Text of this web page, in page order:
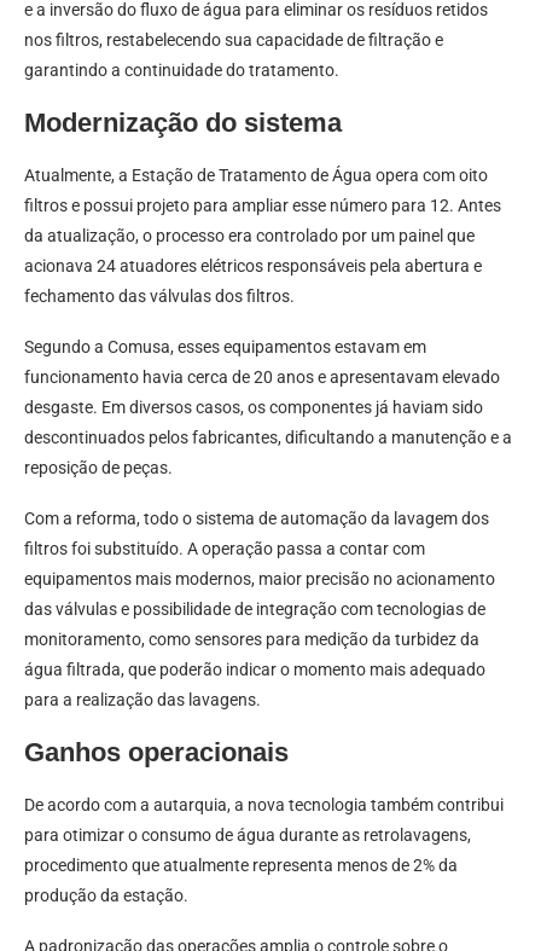
e a inversão do fluxo de água para eliminar os resíduos retidos
nos filtros, restabelecendo sua capacidade de filtração e
garantindo a continuidade do tratamento.
Modernização do sistema
Atualmente, a Estação de Tratamento de Água opera com oito
filtros e possui projeto para ampliar esse número para 12. Antes
da atualização, o processo era controlado por um painel que
acionava 24 atuadores elétricos responsáveis pela abertura e
fechamento das válvulas dos filtros.
Segundo a Comusa, esses equipamentos estavam em
funcionamento havia cerca de 20 anos e apresentavam elevado
desgaste. Em diversos casos, os componentes já haviam sido
descontinuados pelos fabricantes, dificultando a manutenção e a
reposição de peças.
Com a reforma, todo o sistema de automação da lavagem dos
filtros foi substituído. A operação passa a contar com
equipamentos mais modernos, maior precisão no acionamento
das válvulas e possibilidade de integração com tecnologias de
monitoramento, como sensores para medição da turbidez da
água filtrada, que poderão indicar o momento mais adequado
para a realização das lavagens.
Ganhos operacionais
De acordo com a autarquia, a nova tecnologia também contribui
para otimizar o consumo de água durante as retrolavagens,
procedimento que atualmente representa menos de 2% da
produção da estação.
A padronização das operações amplia o controle sobre o